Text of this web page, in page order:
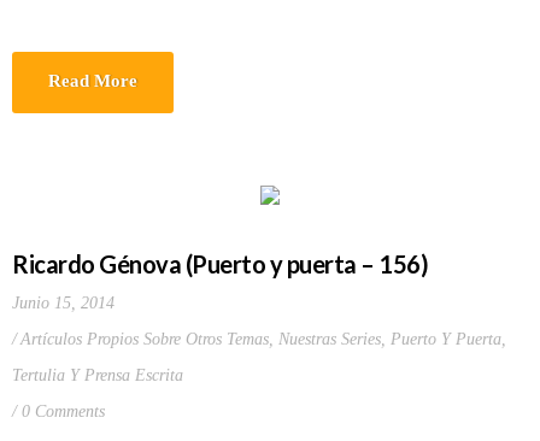
Read More
Ricardo Génova (Puerto y puerta – 156)
Junio 15, 2014
Artículos Propios Sobre Otros Temas, Nuestras Series, Puerto Y Puerta,
Tertulia Y Prensa Escrita
0 Comments